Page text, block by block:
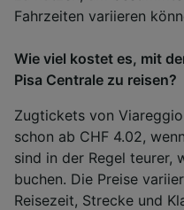
Fahrzeiten variieren
Wie viel kostet es, mit
Pisa Centrale zu reisen?
Zugtickets von
schon ab CHF 4.02,
sind in der Regel teurer,
buchen. Die Preise
Reisezeit, Strecke und